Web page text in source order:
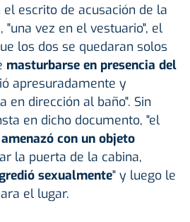
el escrito de acusación de la
"una vez en el vestuario", el
los dos se quedaran solos
masturbarse en presencia del
apresuradamente y
en dirección al baño". Sin
en dicho documento, "el
con un objeto
la puerta de la cabina,
sexualmente" y luego le
el lugar.